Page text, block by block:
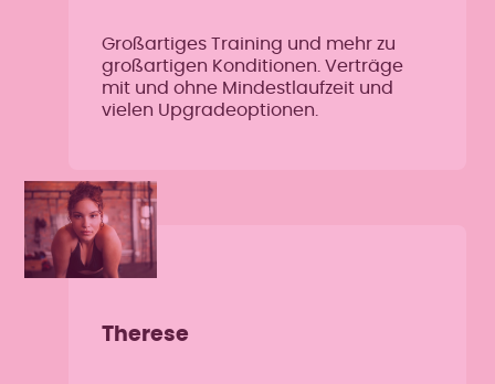
Großartiges Training und mehr zu
großartigen Konditionen. Verträge
mit und ohne Mindestlaufzeit und
vielen Upgradeoptionen.
Therese